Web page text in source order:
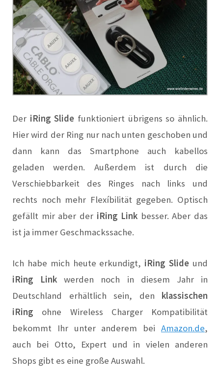
Der iRing Slide funktioniert übrigens so ähnlich.
Hier wird der Ring nur nach unten geschoben und
dann kann das Smartphone auch kabellos
geladen werden. Außerdem ist durch die
Verschiebbarkeit des Ringes nach links und
rechts noch mehr Flexíbilität gegeben. Optisch
gefällt mir aber der iRing Link besser.Aber das
ist ja immer Geschmackssache.
Ich habe mich heute erkundigt, iRing Slide und
iRing Link werden noch in diesem Jahr in
Deutschland erhältlich sein, den klassischen
iRing ohne Wireless Charger Kompatibilität
bekommt Ihr unter anderem beiAmazon.de,
auch bei Otto, Expert und in vielen anderen
Shops gibt es eine große Auswahl.